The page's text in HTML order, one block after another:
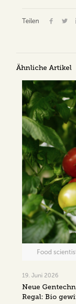
Teilen
Ähnliche Artikel
Food
19. Juni 2026
Neue
Regal: Bio